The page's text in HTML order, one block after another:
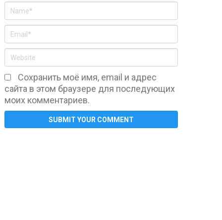
Сохранить моё имя, email и адрес
сайта в этом браузере для последующих
моих комментариев.